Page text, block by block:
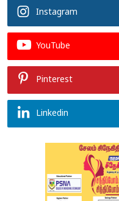
Instagram
YouTube
Pinterest
Linkedin